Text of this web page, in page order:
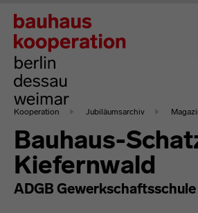
Kooperation Jubiläumsarchiv
Bauhaus-
Kiefernwald
ADGB Gewerkschaftsschule